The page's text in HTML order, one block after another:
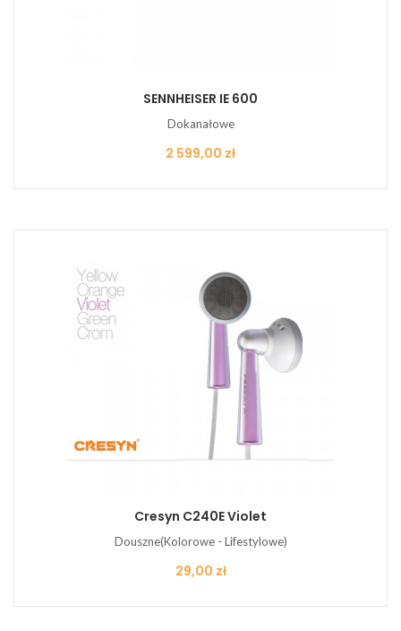
SENNHEISER IE 600
Dokanałowe
Cena
2 599,00 zł
Cresyn C240E Violet
Douszne(Kolorowe - Lifestylowe)
Cena
29,00 zł